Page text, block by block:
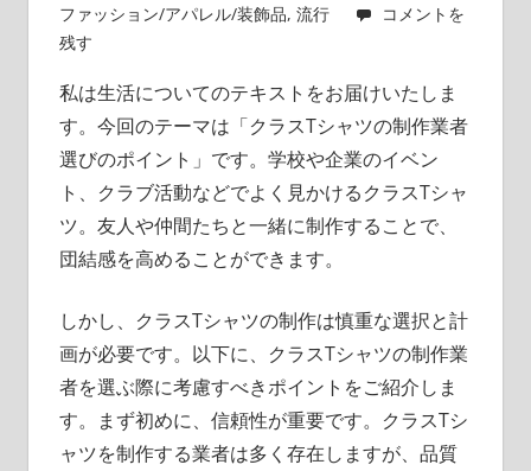
ツ、
ファッション/アパレル/装飾品, 流行
コメントを
残す
私は生活についてのテキストをお届けいたしま
す。 今回のテーマは「クラスTシャツの制作業者
選びのポイント」です。学校や企業のイベン
ト、クラブ活動などでよく見かけるクラスTシャ
ツ。友人や仲間たちと一緒に制作することで、
団結感を高めることができます。
しかし、クラスTシャツの制作は慎重な選択と計
画が必要です。以下に、クラスTシャツの制作業
者を選ぶ際に考慮すべきポイントをご紹介しま
す。まず初めに、信頼性が重要です。クラスTシ
ャツを制作する業者は多く存在しますが、品質